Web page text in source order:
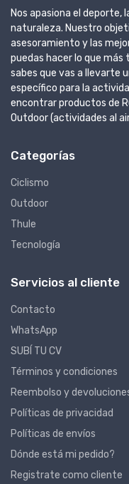
Nos apasiona el deporte,
naturaleza. Nuestro
asesoramiento y las
puedas hacer lo que
sabes que vas a llevarte
específico para la
encontrar productos de
Outdoor (actividades al
Categorías
Ciclismo
Outdoor
Thule
Tecnología
Servicios al cliente
Contacto
WhatsApp
SUBÍ TU CV
Términos y condiciones
Reembolso y
Políticas de privacidad
Políticas de envíos
Dónde está mi pedido?
Registrate como cliente